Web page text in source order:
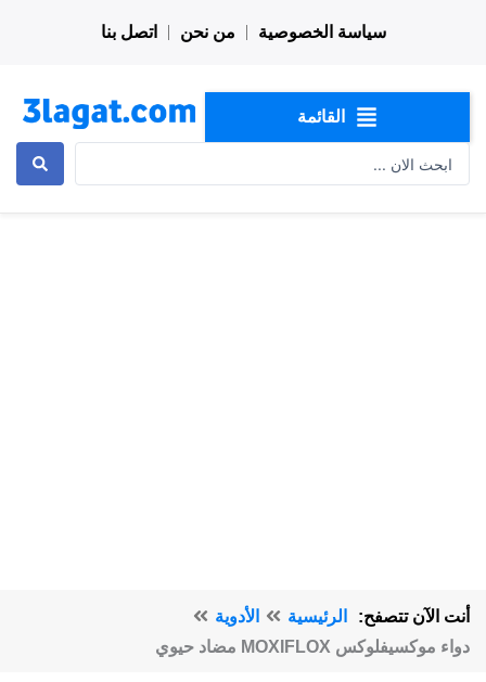
سياسة الخصوصية من نحن اتصل بنا
القائمة
أنت الآن تتصفح: الرئيسية
الأدوية
دواء موكسيفلوكس MOXIFLOX مضاد حيوي